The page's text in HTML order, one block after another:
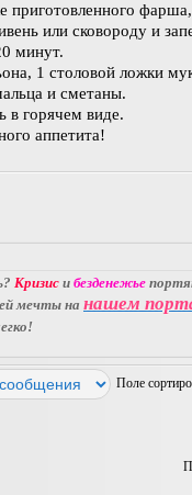
приготовленного фарша,
или сковороду и
минут.
1 столовой ложки
и сметаны.
в горячем виде.
аппетита!
Кризис и безденежье
мечты на нашем
Поле